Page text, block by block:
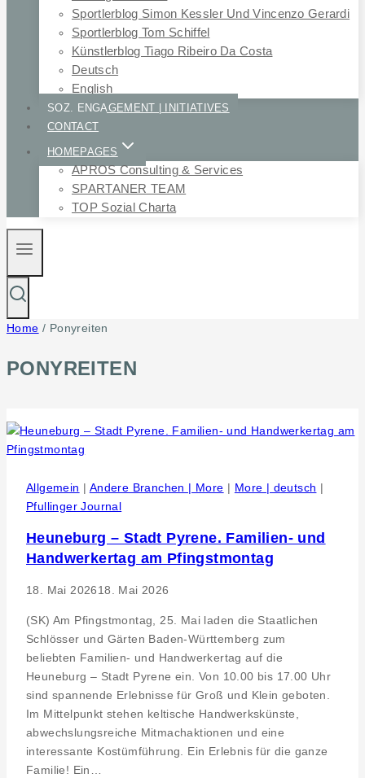
Sportlerblog Simon Kessler Und Vincenzo Gerardi
Sportlerblog Tom Schiffel
Künstlerblog Tiago Ribeiro Da Costa
Deutsch
English
SOZ. ENGAGEMENT | INITIATIVES
CONTACT
HOMEPAGES
APROS Consulting & Services
SPARTANER TEAM
TOP Sozial Charta
Home / Ponyreiten
PONYREITEN
Allgemein | Andere Branchen | More | More | deutsch |
Pfullinger Journal
Heuneburg – Stadt Pyrene. Familien- und
Handwerkertag am Pfingstmontag
18. Mai 202618. Mai 2026
(SK) Am Pfingstmontag, 25. Mai laden die Staatlichen
Schlösser und Gärten Baden-Württemberg zum
beliebten Familien- und Handwerkertag auf die
Heuneburg – Stadt Pyrene ein. Von 10.00 bis 17.00 Uhr
sind spannende Erlebnisse für Groß und Klein geboten.
Im Mittelpunkt stehen keltische Handwerkskünste,
abwechslungsreiche Mitmachaktionen und eine
interessante Kostümführung. Ein Erlebnis für die ganze
Familie! Ein…